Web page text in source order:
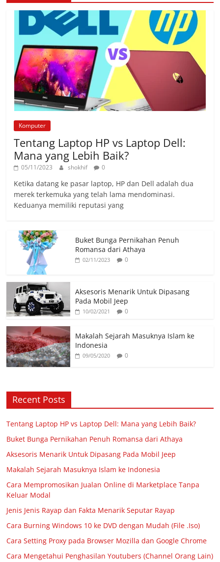
Komputer
Tentang Laptop HP vs Laptop Dell:
Mana yang Lebih Baik?
05/11/2023 shokhif 0
Ketika datang ke pasar laptop, HP dan Dell adalah dua
merek terkemuka yang telah lama mendominasi.
Keduanya memiliki reputasi yang
Buket Bunga Pernikahan Penuh
Romansa dari Athaya
02/11/2023 0
Aksesoris Menarik Untuk Dipasang
Pada Mobil Jeep
10/02/2021 0
Makalah Sejarah Masuknya Islam ke
Indonesia
09/05/2020 0
Recent Posts
Tentang Laptop HP vs Laptop Dell: Mana yang Lebih Baik?
Buket Bunga Pernikahan Penuh Romansa dari Athaya
Aksesoris Menarik Untuk Dipasang Pada Mobil Jeep
Makalah Sejarah Masuknya Islam ke Indonesia
Cara Mempromosikan Jualan Online di Marketplace Tanpa
Keluar Modal
Jenis Jenis Rayap dan Fakta Menarik Seputar Rayap
Cara Burning Windows 10 ke DVD dengan Mudah (File .Iso)
Cara Setting Proxy pada Browser Mozilla dan Google Chrome
Cara Mengetahui Penghasilan Youtubers (Channel Orang Lain)